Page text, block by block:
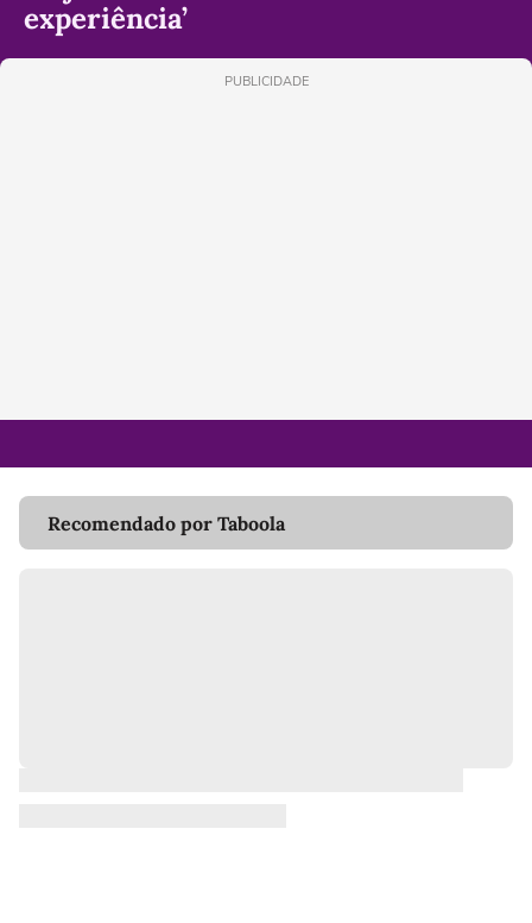
experiência’
PUBLICIDADE
Recomendado por Taboola